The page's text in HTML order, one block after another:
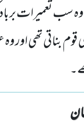
سب تعمیرات
بناتی تھی اور